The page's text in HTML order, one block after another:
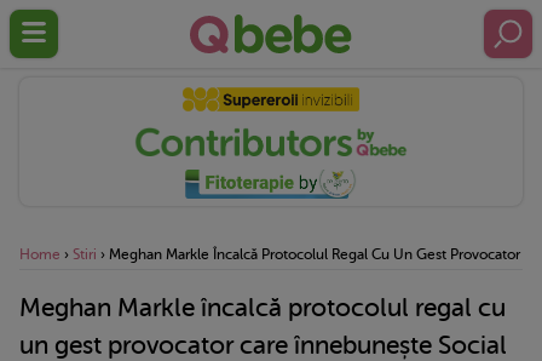
Home › Stiri › Meghan Markle Încalcă Protocolul Regal Cu Un Gest Provocator
Meghan Markle încalcă protocolul regal cu
un gest provocator care înnebunește Social